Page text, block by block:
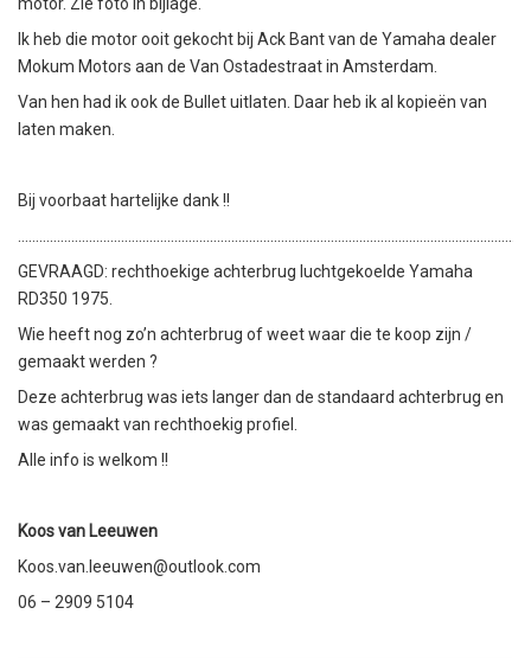
motor. Zie foto in bijlage.
Ik heb die motor ooit gekocht bij Ack Bant van de Yamaha dealer
Mokum Motors aan de Van Ostadestraat in Amsterdam.
Van hen had ik ook de Bullet uitlaten. Daar heb ik al kopieën van
laten maken.
Bij voorbaat hartelijke dank !!
GEVRAAGD: rechthoekige achterbrug luchtgekoelde Yamaha
RD350 1975.
Wie heeft nog zo’n achterbrug of weet waar die te koop zijn /
gemaakt werden ?
Deze achterbrug was iets langer dan de standaard achterbrug en
was gemaakt van rechthoekig profiel.
Alle info is welkom !!
Koos van Leeuwen
Koos.van.leeuwen@outlook.com
06 – 2909 5104